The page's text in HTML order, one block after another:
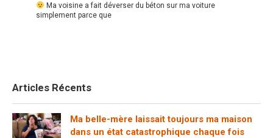
Ma voisine a fait déverser du béton sur ma voiture
simplement parce que
Articles Récents
Ma belle-mère laissait toujours ma maison
dans un état catastrophique chaque fois